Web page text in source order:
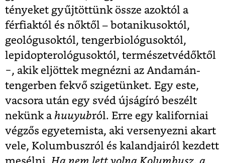
tényeket gyűjtöttünk össze azoktól a
férfiaktól és nőktől – botanikusoktól,
geológusoktól, tengerbiológusoktól,
lepidopterológusoktól, természetvédőktől
−, akik eljöttek megnézni az Andamán-
tengerben fekvő szigetünket. Egy este,
vacsora után egy svéd újságíró beszélt
nekünk a huuyubról. Erre egy kaliforniai
végzős egyetemista, aki versenyezni akart
vele, Kolumbuszról és kalandjairól kezdett